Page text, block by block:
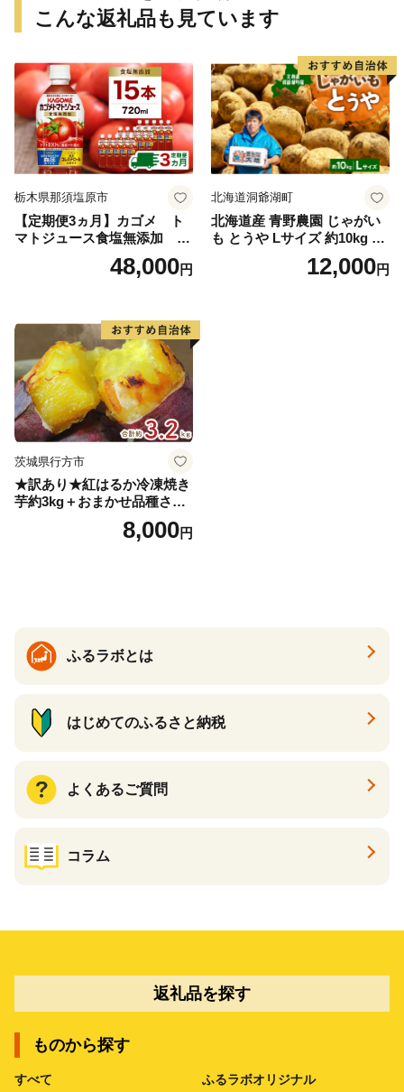
こんな返礼品も見ています
栃木県那須塩原市
【定期便3ヵ月】カゴメ ト
マトジュース食塩無添加 72
0ml PET×15本 1ケース 毎月
届く 3ヵ月 3回コース ns001-
48,000円
北海道洞爺湖町
北海道産 青野農園 じゃがい
も とうや Lサイズ 約10kg 20
26年10月初旬～12月下旬頃お
届け 先行予約 北海道 ジャガ
12,000円
茨城県行方市
★訳あり★紅はるか冷凍焼き
芋約3kg＋おまかせ品種さつ
まいも 合計約3.2kg｜さつ
まいも サツマイモ さつま芋
8,000円
ふるラボとは
はじめてのふるさと納税
よくあるご質問
コラム
返礼品を探す
ものから探す
すべて ふるラボオリジナル